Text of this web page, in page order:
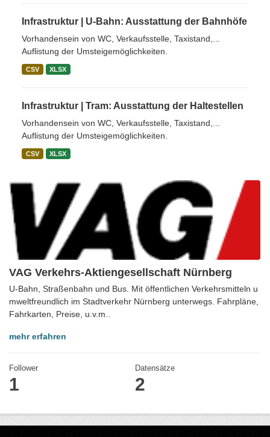
VAG Verkehrs-Aktiengesellschaft Nürnberg
U-Bahn, Straßenbahn und Bus. Mit öffentlichen Verkehrsmitteln u
mweltfreundlich im Stadtverkehr Nürnberg unterwegs. Fahrpläne,
Fahrkarten, Preise, u.v.m..
mehr erfahren
Follower
1
Datensätze
2
Infrastruktur | U-Bahn: Ausstattung der Bahnhöfe
Vorhandensein von WC, Verkaufsstelle, Taxistand,...
Auflistung der Umsteigemöglichkeiten.
CSV XLSX
Infrastruktur | Tram: Ausstattung der Haltestellen
Vorhandensein von WC, Verkaufsstelle, Taxistand,...
Auflistung der Umsteigemöglichkeiten.
CSV XLSX